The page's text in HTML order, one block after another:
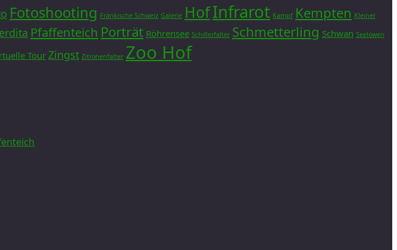
Fotoshooting Fränkische Schweiz Galerie HofInfrarot Kampf Kempten Kleiner
Pfaffenteich Porträt Röhrensee Schillerfalter Schmetterling Schwan Seelöwen
Tour Zingst Zitronenfalter Zoo Hof